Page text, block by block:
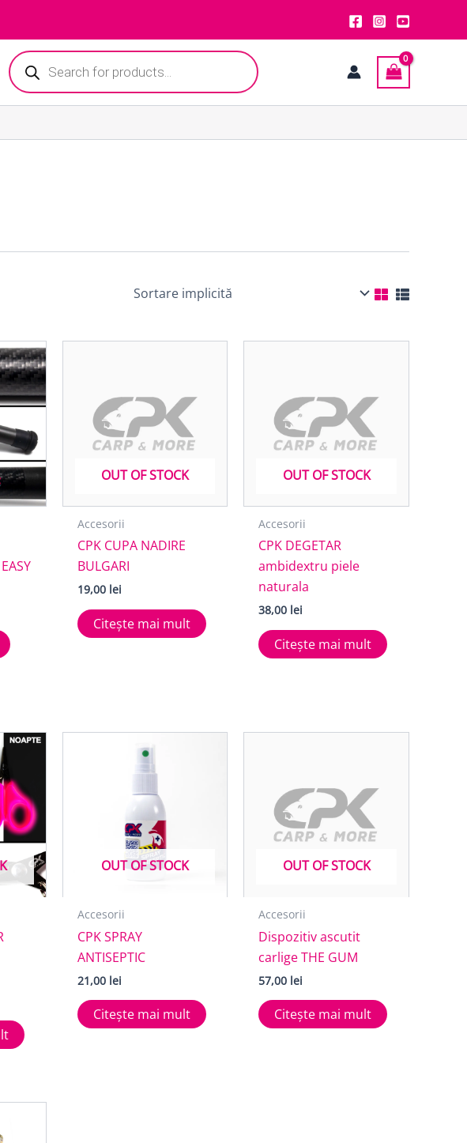
Products
search
OUT OF STOCK
Accesorii
CPK CUPA NADIRE
BULGARI
19,00 lei
Citește mai mult
OUT OF STOCK
Accesorii
CPK DEGETAR
ambidextru piele
naturala
38,00 lei
Citește mai mult
OUT OF STOCK
Accesorii
CPK SPRAY
ANTISEPTIC
21,00 lei
Citește mai mult
OUT OF STOCK
Accesorii
Dispozitiv ascutit
carlige THE GUM
57,00 lei
Citește mai mult